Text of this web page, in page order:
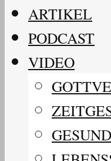
ARTIKEL
PODCAST
VIDEO